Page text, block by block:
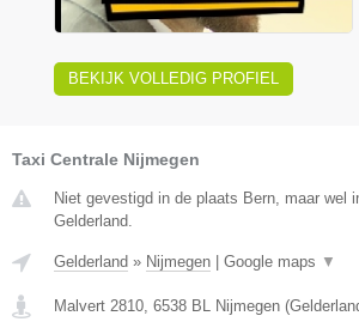
BEKIJK VOLLEDIG PROFIEL
Taxi Centrale Nijmegen
Niet gevestigd in de plaats Bern, maar wel
Gelderland.
Gelderland » Nijmegen Google maps ▼
Malvert 2810, 6538 BL Nijmegen (